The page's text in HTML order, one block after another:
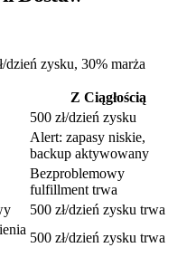
dzień zysku, 30% marża
Z Ciągłością
500 zł/dzień zysku
Alert: zapasy niskie,
backup aktywowany
Bezproblemowy
fulfillment trwa
500 zł/dzień zysku trwa
500 zł/dzień zysku trwa